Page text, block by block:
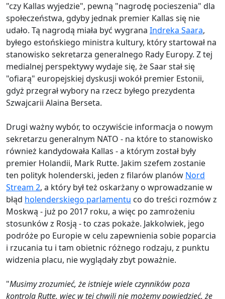
"czy Kallas wyjedzie", pewną "nagrodę pocieszenia" dla
społeczeństwa, gdyby jednak premier Kallas się nie
udało. Tą nagrodą miała być wygrana Indreka Saara,
byłego estońskiego ministra kultury, który startował na
stanowisko sekretarza generalnego Rady Europy. Z tej
medialnej perspektywy wydaje się, że Saar stał się
"ofiarą" europejskiej dyskusji wokół premier Estonii,
gdyż przegrał wybory na rzecz byłego prezydenta
Szwajcarii Alaina Berseta.
Drugi ważny wybór, to oczywiście informacja o nowym
sekretarzu generalnym NATO - na które to stanowisko
również kandydowała Kallas - a którym został były
premier Holandii, Mark Rutte. Jakim szefem zostanie
ten polityk holenderski, jeden z filarów planów Nord
Stream 2, a który był też oskarżany o wprowadzanie w
błąd holenderskiego parlamentu co do treści rozmów z
Moskwą - już po 2017 roku, a więc po zamrożeniu
stosunków z Rosją - to czas pokaże. Jakkolwiek, jego
podróże po Europie w celu zapewnienia sobie poparcia
i rzucania tu i tam obietnic różnego rodzaju, z punktu
widzenia placu, nie wyglądały zbyt poważnie.
"Musimy zrozumieć, że istnieje wiele czynników poza
kontrolą Rutte, więc w tej chwili nie możemy powiedzieć, że